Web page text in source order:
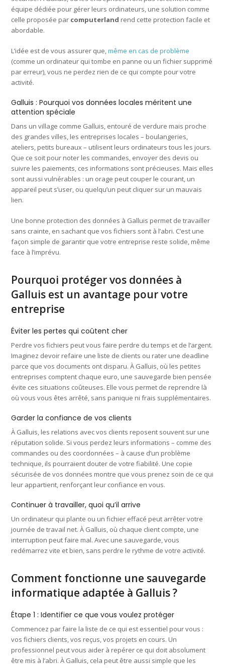
équipe dédiée pour gérer leurs ordinateurs, une solution comme
celle proposée par computerland rend cette protection facile et
abordable.
L’idée est de vous assurer que,même en cas de problème
(comme un ordinateur qui tombe en panne ou un fichier supprimé
par erreur), vous ne perdez rien de ce qui compte pour votre
activité.
Galluis : Pourquoi vos données locales méritent une
attention spéciale
Dans un village comme Galluis, entouré de verdure mais proche
des grandes villes, les entreprises locales – boulangeries,
ateliers, petits bureaux – utilisent leurs ordinateurs tous les jours.
Que ce soit pour noter les commandes, envoyer des devis ou
suivre les paiements, ces informations sont précieuses. Mais elles
sont aussi vulnérables : un orage peut couper le courant, un
appareil peut s’user, ou quelqu’un peut cliquer sur un mauvais
lien.
Une bonne protection des données à Galluis permet de travailler
sans crainte, en sachant que vos fichiers sont à l’abri. C’est une
façon simple de garantir que votre entreprise reste solide, même
face à l’imprévu.
Pourquoi protéger vos données à
Galluis est un avantage pour votre
entreprise
Éviter les pertes qui coûtent cher
Perdre vos fichiers peut vous faire perdre du temps et de l’argent.
Imaginez devoir refaire une liste de clients ou rater une deadline
parce que vos documents ont disparu. À Galluis, où les petites
entreprises comptent chaque euro, une sauvegarde bien pensée
évite ces situations coûteuses. Elle vous permet de reprendre là
où vous vous êtes arrêté, sans panique ni frais supplémentaires.
Garder la confiance de vos clients
À Galluis, les relations avec vos clients reposent souvent sur une
réputation solide. Si vous perdez leurs informations – comme des
commandes ou des coordonnées – à cause d’un problème
technique, ils pourraient douter de votre fiabilité. Une copie
sécurisée de vos données montre que vous prenez soin de ce qui
leur appartient, renforçant leur confiance en vous.
Continuer à travailler, quoi qu’il arrive
Un ordinateur qui plante ou un fichier effacé peut arrêter votre
journée de travail net. À Galluis, où chaque client compte, une
interruption peut faire mal. Avec une sauvegarde, vous
redémarrez vite et bien, sans perdre le rythme de votre activité.
Comment fonctionne une sauvegarde
informatique adaptée à Galluis ?
Étape 1 : Identifier ce que vous voulez protéger
Commencez par faire la liste de ce qui est essentiel pour vous :
vos fichiers clients, vos reçus, vos projets en cours. Un
professionnel peut vous aider à repérer ce qui doit absolument
être mis à l’abri. À Galluis, cela peut être aussi simple que les